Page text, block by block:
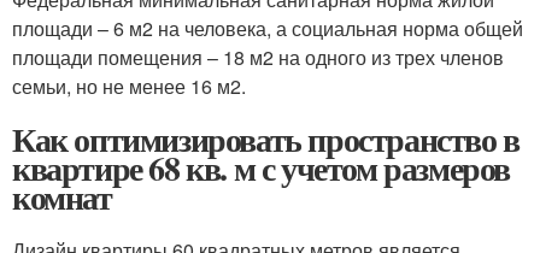
площади – 6 м2 на человека, а социальная норма общей
площади помещения – 18 м2 на одного из трех членов
семьи, но не менее 16 м2.
Как оптимизировать пространство в
квартире 68 кв. м с учетом размеров
комнат